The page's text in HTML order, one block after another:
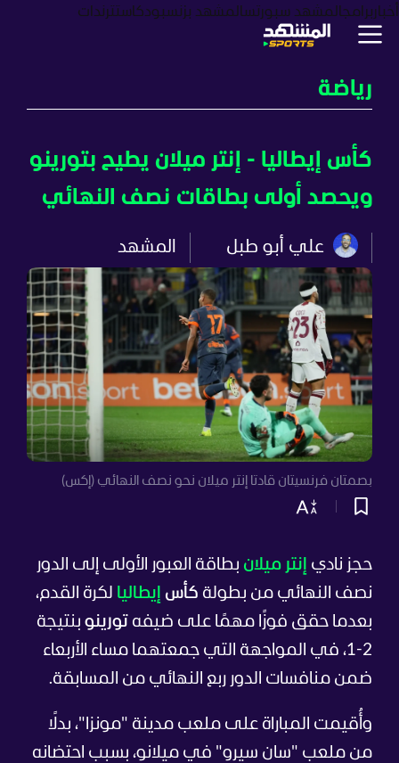
أخبار برامجالمشهد سبورتسالمشهد بزنسبودكاستترندات
رياضة
كأس إيطاليا - إنتر ميلان يطيح بتورينو
ويحصد أولى بطاقات نصف النهائي
علي أبو طبل المشهد
بصمتان فرنسيتان قادتا إنتر ميلان نحو نصف النهائي (إكس)
حجز نادي إنتر ميلان بطاقة العبور الأولى إلى الدور
نصف النهائي من بطولة كأس إيطاليا لكرة القدم،
بعدما حقق فوزًا مهمًا على ضيفه تورينو بنتيجة
2-1، في المواجهة التي جمعتهما مساء الأربعاء
ضمن منافسات الدور ربع النهائي من المسابقة.
وأُقيمت المباراة على ملعب مدينة "مونزا"، بدلًا
من ملعب "سان سيرو" في ميلانو، بسبب احتضانه